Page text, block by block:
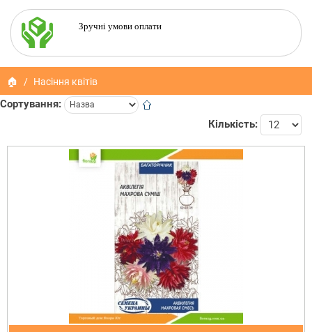
Зручні умови оплати
🏠 Насіння квітів
Сортування:
Кількість: